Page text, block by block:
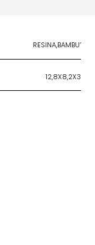
RESINA,BAMBU’
12,8X8,2X3